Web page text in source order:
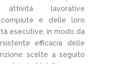
lavorative
compiute e delle loro
esecutive, in modo da
efficacia delle
scelte a seguito